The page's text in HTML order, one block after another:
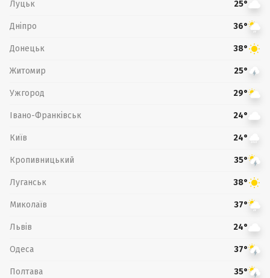
Луцьк 25°
Дніпро 36°
Донецьк 38°
Житомир 25°
Ужгород 29°
Івано-Франківськ 24°
Київ 24°
Кропивницький 35°
Луганськ 38°
Миколаїв 37°
Львів 24°
Одеса 37°
Полтава 35°